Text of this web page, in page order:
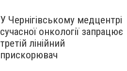
У Чернігівському медцентрі
сучасної онкології запрацює
третій лінійний
прискорювач